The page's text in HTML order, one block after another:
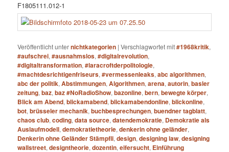
F1805111.012-1
Veröffentlicht unternichtkategorien |Verschlagwortet mit#1968kritik,
#aufschrei,#ausnahmslos,#digitalrevolution,
#digitaltransformation,#laracroftderpolitologie,
#machtdesrichtigenfriseurs,#vermessenleaks,abc algorithmen,
abc der politik,Abstimmungen,Algorithmen,arena,autorin,basler
zeitung,baz,baz #NoRadioShow,bazonline,bern,bewegte körper,
Blick am Abend,blickamabend,blickamabendonline,blickonline,
bot,brüsseler mechanik,buchbesprechungen,buendner tagblatt,
chaos club,coding,data source,datendemokratie, Demokratie als
Auslaufmodell,demokratietheorie,denkerin ohne geländer,
Denkerin ohne Geländer Stämpfli,design,designing law,designing
wallstreet,designtheorie,dozentin,eifersucht, Einführung